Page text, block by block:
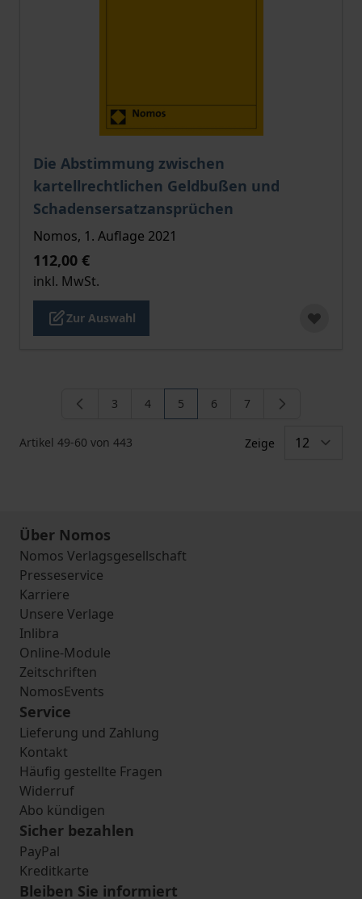
Die Abstimmung zwischen
kartellrechtlichen Geldbußen und
Schadensersatzansprüchen
Der Preis dieses Titels richtet sich nach der
Nomos, 1. Auflage 2021
112,00 €
inkl. MwSt.
Zur Auswahl
Artikel 49-60 von 443
Seite
3 Seite
4 Sie lesen gerade die Seite
5 Seite
6 Seite
7
Zeige
Über Nomos
Nomos Verlagsgesellschaft
Presseservice
Karriere
Unsere Verlage
Inlibra
Online-Module
Zeitschriften
NomosEvents
Service
Lieferung und Zahlung
Kontakt
Häufig gestellte Fragen
Widerruf
Abo kündigen
Sicher bezahlen
PayPal
Kreditkarte
Bleiben Sie informiert